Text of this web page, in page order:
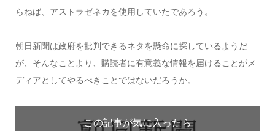
らねば、アストラゼネカを使用していたであろう。
朝日新聞は政府を批判できるネタを懸命に探しているようだ
が、そんなことより、購読者に有意義な情報を届けることがメ
ディアとしてやるべきことではないだろうか。
この記事が気に入ったら